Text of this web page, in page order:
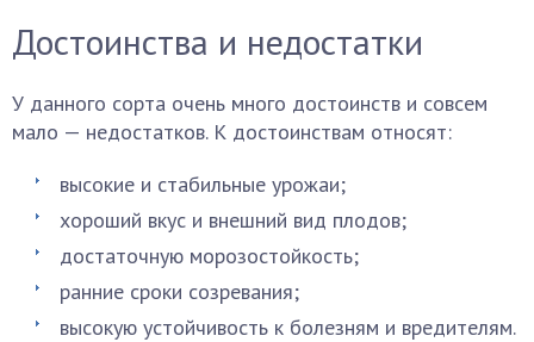
Достоинства и недостатки
У данного сорта очень много достоинств и совсем
мало — недостатков. К достоинствам относят:
высокие и стабильные урожаи;
хороший вкус и внешний вид плодов;
достаточную морозостойкость;
ранние сроки созревания;
высокую устойчивость к болезням и вредителям.